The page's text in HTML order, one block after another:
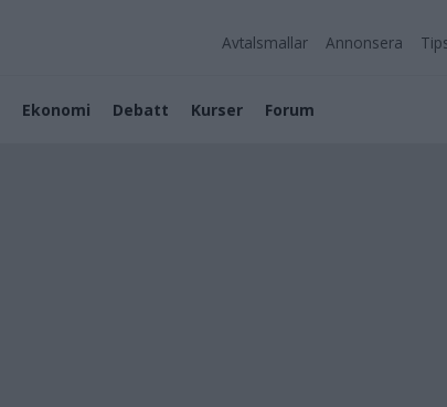
Avtalsmallar Annonsera
Ekonomi Debatt Kurser Forum